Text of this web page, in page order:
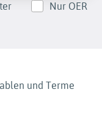
Nur OER
und Terme